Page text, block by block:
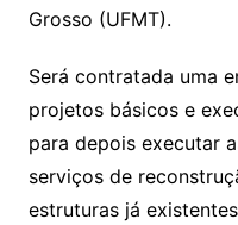
Grosso (UFMT).
Será contratada uma
projetos básicos e
para depois executar
serviços de
estruturas já